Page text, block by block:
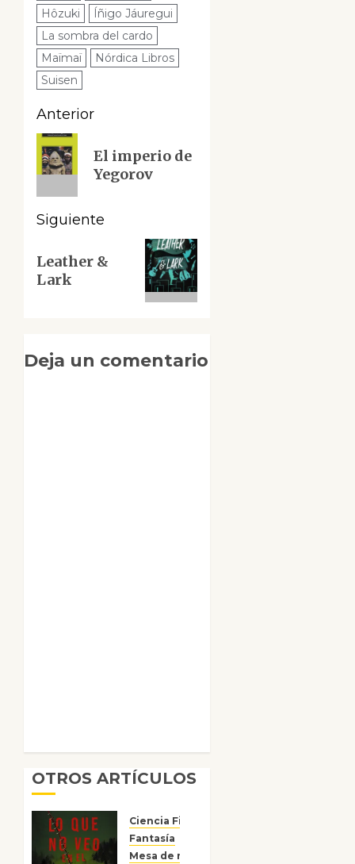
Hôzuki
Íñigo Jáuregui
La sombra del cardo
Maïmaï
Nórdica Libros
Suisen
Navegación
de
entradas
Anterior
Entrada
anterior:
El imperio de
Yegorov
Siguiente
entrada:
Leather &
Lark
Deja un comentario
OTROS ARTÍCULOS
Ciencia Ficción
Fantasía
Mesa de novedades